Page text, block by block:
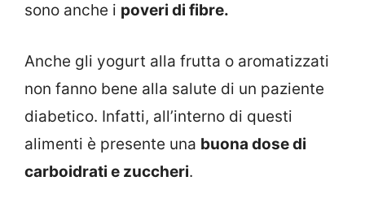
sono anche i poveri di fibre.
Anche gli yogurt alla frutta o aromatizzati
non fanno bene alla salute di un paziente
diabetico. Infatti, all’interno di questi
alimenti è presente una buona dose di
carboidrati e zuccheri.